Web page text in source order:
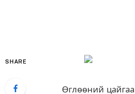
SHARE
Өглөөний цайгаа